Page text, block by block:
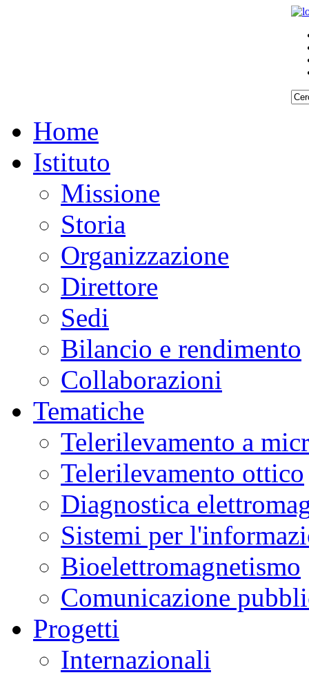
Home
Istituto
Missione
Storia
Organizzazione
Direttore
Sedi
Bilancio e rendimento
Collaborazioni
Tematiche
Telerilevamento a
Telerilevamento ottico
Diagnostica
Sistemi per
Bioelettromagnetismo
Comunicazione
Progetti
Internazionali